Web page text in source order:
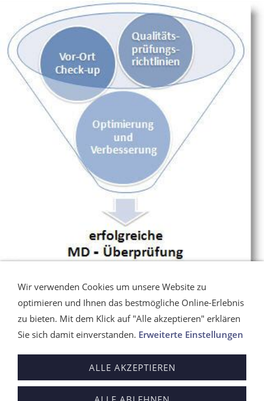
Gezieltes Feedback durch erfahrene Pflegeleitungen.
Wegbeschreibung Kundenlogin
Impressum
Wir verwenden Cookies um unsere Website zu
optimieren und Ihnen das bestmögliche Online-Erlebnis
zu bieten. Mit dem Klick auf "Alle akzeptieren" erklären
Sie sich damit einverstanden. Erweiterte Einstellungen
ALLE AKZEPTIEREN